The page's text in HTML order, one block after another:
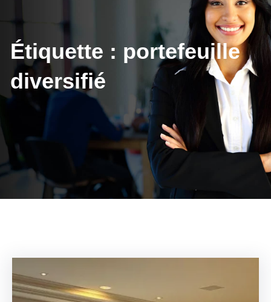
Étiquette : portefeuille
diversifié